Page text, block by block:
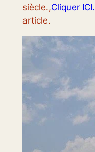
siècle.,Cliquer ICI.
article.